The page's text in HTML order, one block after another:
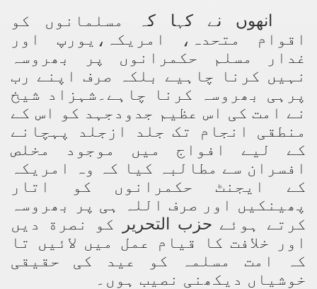
انھوں نے کہا کہ
مسلمانوں کو
اقوام متحدہ، امریکہ،یورپ اور
غدار مسلم حکمرانوں پر بھروسہ
نہیں کرنا چاہیے بلکہ صرف اپنے رب
پرہی بھروسہ کرنا چاہے۔شہزاد شیخ
نے امت کی اس عظیم جدودجہد کو اس کے
منطقی انجام تک جلد ازجلد پہچانے
کے لیے افواج میں موجود مخلص
افسران سے مطالبہ کیا کہ وہ امریکہ
کے ایجنٹ حکمرانوں کو اتار
پھینکیں اور صرف اللہ ہی پر بھروسہ
کرتے ہوئے حزب التحریر
کو نصرة دیں
اور خلافت کا قیام عمل میں لائیں تا
کہ امت مسلمہ کو عید کی حقیقی
خوشیاں دیکھنی نصیب ہوں۔